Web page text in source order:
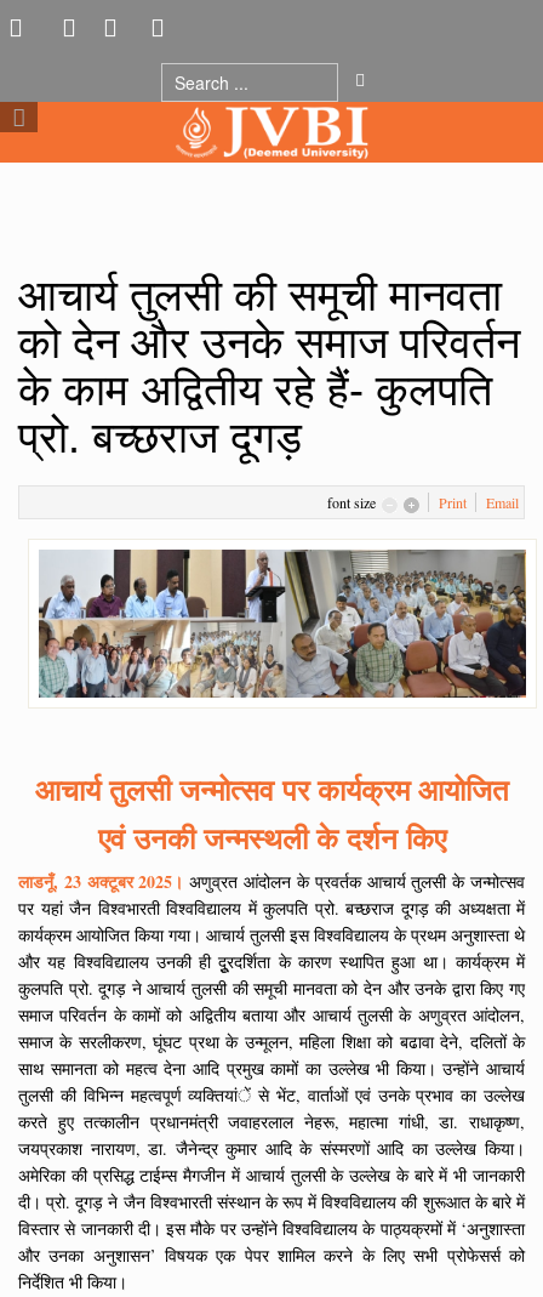
आचार्य तुलसी की समूची मानवता
को देन और उनके समाज परिवर्तन
के काम अद्वितीय रहे हैं- कुलपति
प्रो. बच्छराज दूगड़
font size Print Email
आचार्य तुलसी जन्मोत्सव पर कार्यक्रम आयोजित
एवं उनकी जन्मस्थली के दर्शन किए
लाडनूँ, 23 अक्टूबर 2025। अणुव्रत आंदोलन के प्रवर्तक आचार्य तुलसी के जन्मोत्सव
पर यहां जैन विश्वभारती विश्वविद्यालय में कुलपति प्रो. बच्छराज दूगड़ की अध्यक्षता में
कार्यक्रम आयोजित किया गया। आचार्य तुलसी इस विश्वविद्यालय के प्रथम अनुशास्ता थे
और यह विश्वविद्यालय उनकी ही दुूरदर्शिता के कारण स्थापित हुआ था। कार्यक्रम में
कुलपति प्रो. दूगड़ ने आचार्य तुलसी की समूची मानवता को देन और उनके द्वारा किए गए
समाज परिवर्तन के कामों को अद्वितीय बताया और आचार्य तुलसी के अणुव्रत आंदोलन,
समाज के सरलीकरण, घूंघट प्रथा के उन्मूलन, महिला शिक्षा को बढावा देने, दलितों के
साथ समानता को महत्व देना आदि प्रमुख कामों का उल्लेख भी किया। उन्होंने आचार्य
तुलसी की विभिन्न महत्वपूर्ण व्यक्तियांें से भेंट, वार्ताओं एवं उनके प्रभाव का उल्लेख
करते हुए तत्कालीन प्रधानमंत्री जवाहरलाल नेहरू, महात्मा गांधी, डा. राधाकृष्ण,
जयप्रकाश नारायण, डा. जैनेन्द्र कुमार आदि के संस्मरणों आदि का उल्लेख किया।
अमेरिका की प्रसिद्ध टाईम्स मैगजीन में आचार्य तुलसी के उल्लेख के बारे में भी जानकारी
दी। प्रो. दूगड़ ने जैन विश्वभारती संस्थान के रूप में विश्वविद्यालय की शुरूआत के बारे में
विस्तार से जानकारी दी। इस मौके पर उन्होंने विश्वविद्यालय के पाठ्यक्रमों में ‘अनुशास्ता
और उनका अनुशासन’ विषयक एक पेपर शामिल करने के लिए सभी प्रोफेसर्स को
निर्देशित भी किया।